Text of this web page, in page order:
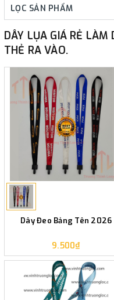
LỌC SẢN PHẨM
DÂY LỤA GIÁ RẺ LÀM
THẺ RA VÀO.
Dây Đeo Bảng Tên 2026
9.500₫